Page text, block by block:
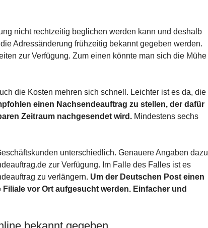
nicht rechtzeitig beglichen werden kann und deshalb
Adressänderung frühzeitig bekannt gegeben werden.
zur Verfügung. Zum einen könnte man sich die Mühe
die Kosten mehren sich schnell. Leichter ist es da, die
einen Nachsendeauftrag zu stellen, der dafür
Zeitraum nachgesendet wird. Mindestens sechs
unterschiedlich. Genauere Angaben dazu
zur Verfügung. Im Falle des Falles ist es
zu verlängern. Um der Deutschen Post einen
vor Ort aufgesucht werden. Einfacher und